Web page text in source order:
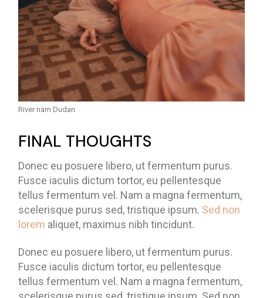
River nam Dudan
FINAL THOUGHTS
Donec eu posuere libero, ut fermentum purus.
Fusce iaculis dictum tortor, eu pellentesque
tellus fermentum vel. Nam a magna fermentum,
scelerisque purus sed, tristique ipsum. Sed non
lorem aliquet, maximus nibh tincidunt.
Donec eu posuere libero, ut fermentum purus.
Fusce iaculis dictum tortor, eu pellentesque
tellus fermentum vel. Nam a magna fermentum,